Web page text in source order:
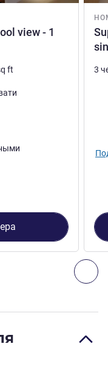
room, balcony and
view - 1
ft 3